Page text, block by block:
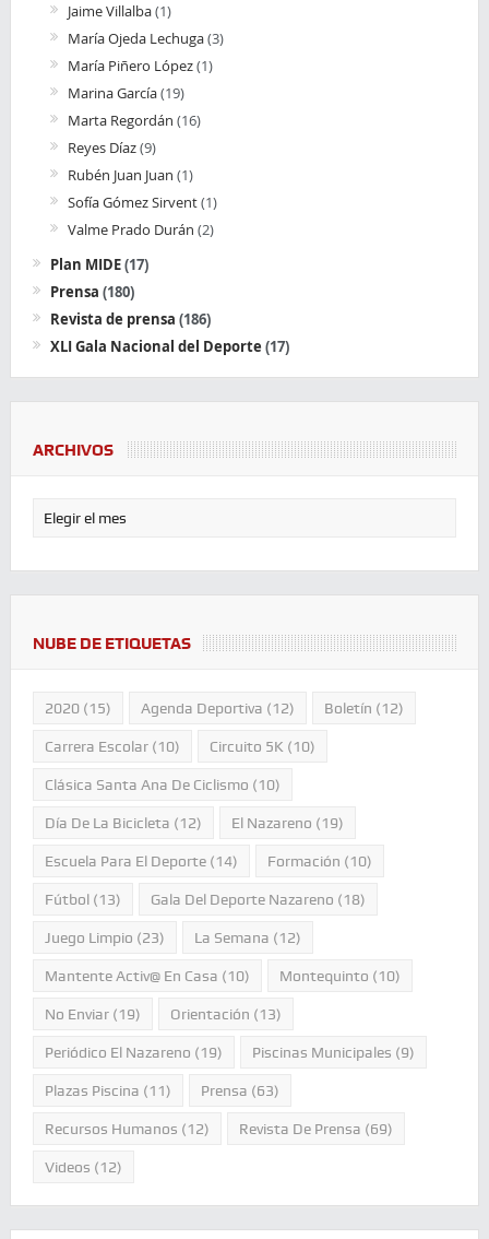
Jaime Villalba(1)
María Ojeda Lechuga(3)
María Piñero López(1)
Marina García(19)
Marta Regordán (16)
Reyes Díaz(9)
Rubén Juan Juan (1)
Sofía Gómez Sirvent(1)
Valme Prado Durán (2)
Plan MIDE(17)
Prensa (180)
Revista de prensa (186)
XLI Gala Nacional del Deporte (17)
ARCHIVOS
NUBE DE ETIQUETAS
2020(15) Agenda Deportiva (12) Boletín (12)
Carrera Escolar(10) Circuito 5K(10)
Clásica Santa Ana De Ciclismo (10)
Día De La Bicicleta (12) El Nazareno (19)
Escuela Para El Deporte(14) Formación (10)
Fútbol(13) Gala Del Deporte Nazareno (18)
Juego Limpio (23) La Semana (12)
Mantente Activ@ En Casa (10) Montequinto (10)
No Enviar(19) Orientación (13)
Periódico El Nazareno (19) Piscinas Municipales (9)
Plazas Piscina (11) Prensa (63)
Recursos Humanos (12) Revista De Prensa (69)
Videos (12)